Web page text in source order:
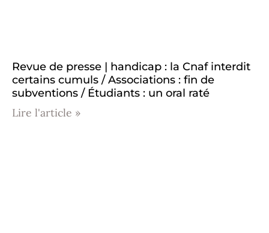
Revue de presse | handicap : la Cnaf interdit
certains cumuls / Associations : fin de
subventions / Étudiants : un oral raté
Lire l'article »